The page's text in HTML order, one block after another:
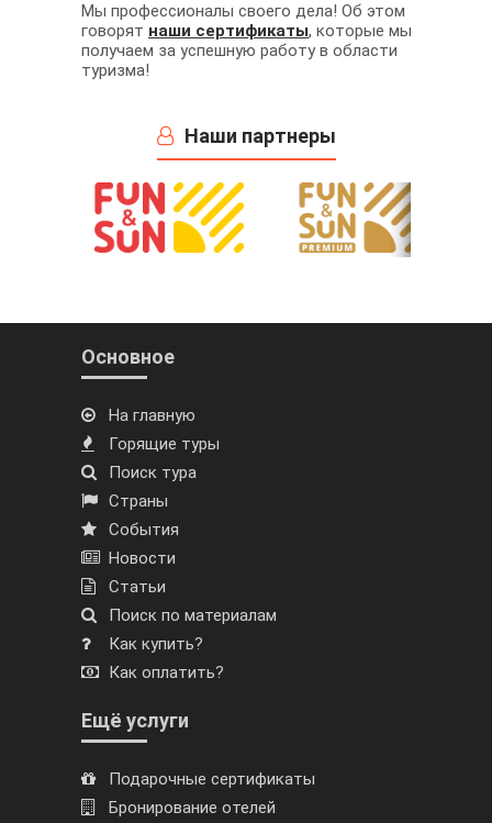
Мы профессионалы своего дела! Об этом
говорят наши сертификаты, которые мы
получаем за успешную работу в области
туризма!
Наши партнеры
Основное
На главную
Горящие туры
Поиск тура
Страны
События
Новости
Статьи
Поиск по материалам
Как купить?
Как оплатить?
Ещё услуги
Подарочные сертификаты
Бронирование отелей